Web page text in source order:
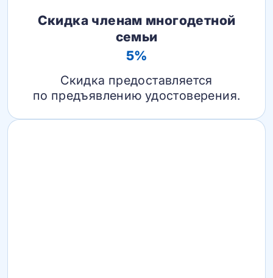
Скидка членам многодетной
семьи
5%
Скидка предоставляется
по предъявлению удостоверения.